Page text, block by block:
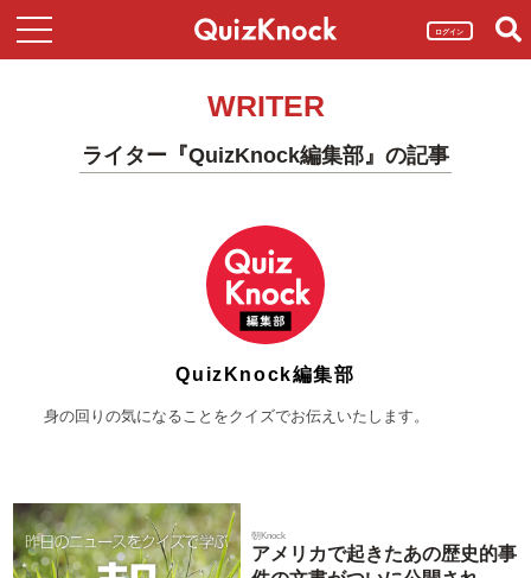
ログイン
WRITER
ライター『QuizKnock編集部』の記事
QuizKnock編集部
身の回りの気になることをクイズでお伝えいたします。
朝Knock
アメリカで起きたあの歴史的事